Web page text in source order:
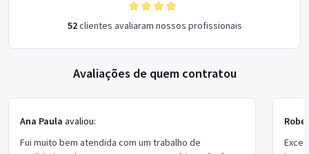
52clientes avaliaram nossos profissionais
Avaliações de quem contratou
Ana Paula avaliou:
Fui muito bem atendida com um trabalho de